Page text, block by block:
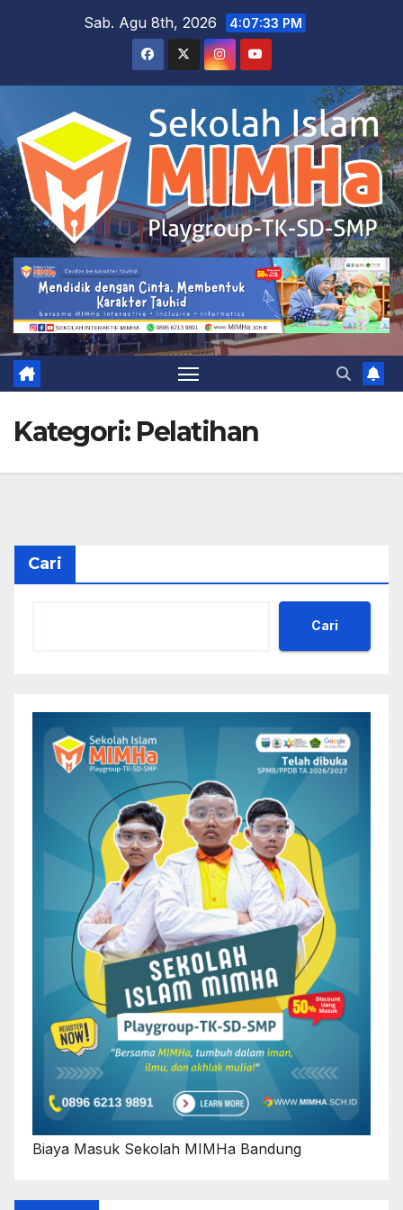
Sab. Agu 8th, 2026 4:07:34 PM
Kategori: Pelatihan
Cari
Cari
Biaya Masuk Sekolah MIMHa Bandung